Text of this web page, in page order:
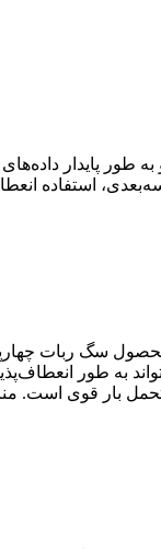
استفاده
به طور